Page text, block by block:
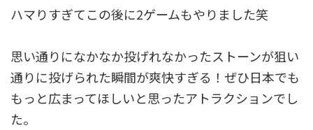
ハマりすぎてこの後に2ゲームもやりました笑
思い通りになかなか投げれなかったストーンが狙い
通りに投げられた瞬間が爽快すぎる！ぜひ日本でも
もっと広まってほしいと思ったアトラクションでし
た。